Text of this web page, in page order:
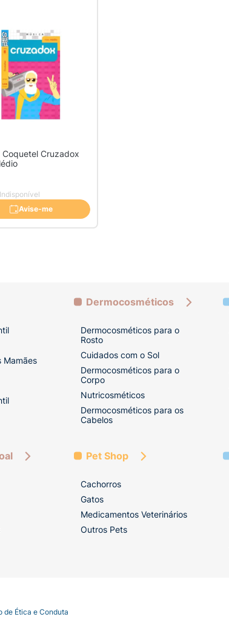
Coquetel Cruzadox
Avise-me
Mamães
Dermocosméticos
Dermocosméticos para o
Rosto
Cuidados com o Sol
Dermocosméticos para o
Corpo
Nutricosméticos
Dermocosméticos para os
Cabelos
Pet Shop
Cachorros
Gatos
Medicamentos Veterinários
Outros Pets
de Ética e Conduta